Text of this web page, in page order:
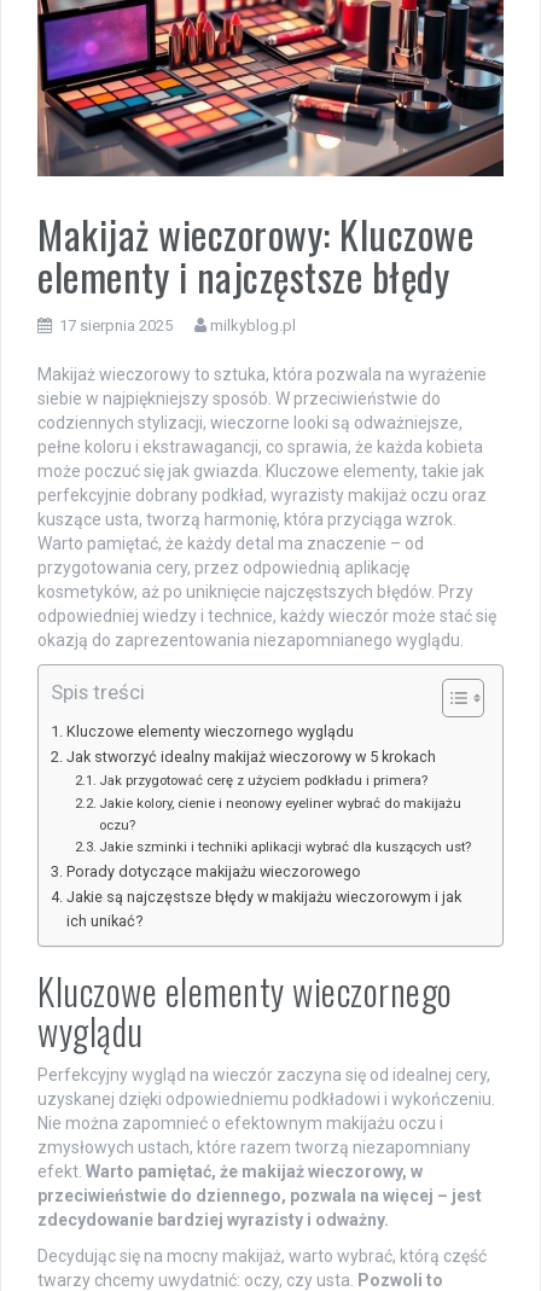
Makijaż wieczorowy: Kluczowe
elementy i najczęstsze błędy
17 sierpnia 2025 milkyblog.pl
Makijaż wieczorowy to sztuka, która pozwala na wyrażenie
siebie w najpiękniejszy sposób. W przeciwieństwie do
codziennych stylizacji, wieczorne looki są odważniejsze,
pełne koloru i ekstrawagancji, co sprawia, że każda kobieta
może poczuć się jak gwiazda. Kluczowe elementy, takie jak
perfekcyjnie dobrany podkład, wyrazisty makijaż oczu oraz
kuszące usta, tworzą harmonię, która przyciąga wzrok.
Warto pamiętać, że każdy detal ma znaczenie – od
przygotowania cery, przez odpowiednią aplikację
kosmetyków, aż po uniknięcie najczęstszych błędów. Przy
odpowiedniej wiedzy i technice, każdy wieczór może stać się
okazją do zaprezentowania niezapomnianego wyglądu.
Spis treści
Kluczowe elementy wieczornego wyglądu
Jak stworzyć idealny makijaż wieczorowy w 5 krokach
Jak przygotować cerę z użyciem podkładu i primera?
Jakie kolory, cienie i neonowy eyeliner wybrać do makijażu
oczu?
Jakie szminki i techniki aplikacji wybrać dla kuszących ust?
Porady dotyczące makijażu wieczorowego
Jakie są najczęstsze błędy w makijażu wieczorowym i jak
ich unikać?
Kluczowe elementy wieczornego
wyglądu
Perfekcyjny wygląd na wieczór zaczyna się od idealnej cery,
uzyskanej dzięki odpowiedniemu podkładowi i wykończeniu.
Nie można zapomnieć o efektownym makijażu oczu i
zmysłowych ustach, które razem tworzą niezapomniany
efekt. Warto pamiętać, że makijaż wieczorowy, w
przeciwieństwie do dziennego, pozwala na więcej – jest
zdecydowanie bardziej wyrazisty i odważny.
Decydując się na mocny makijaż, warto wybrać, którą część
twarzy chcemy uwydatnić: oczy, czy usta.
Pozwoli to